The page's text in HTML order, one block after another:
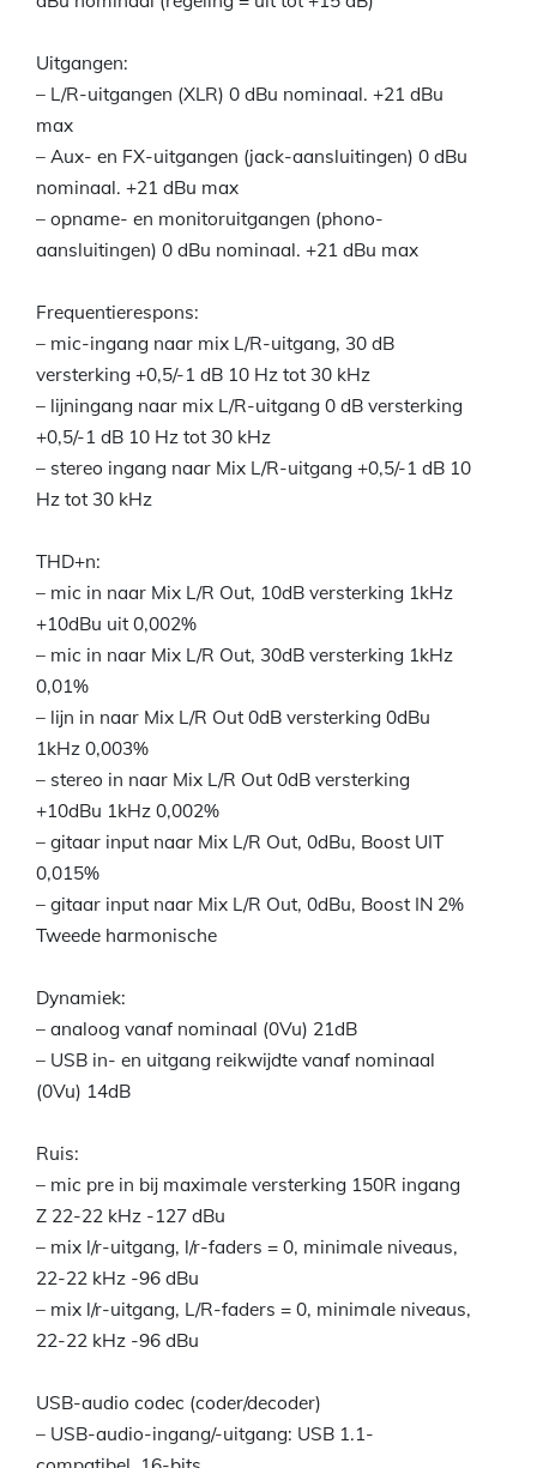
Uitgangen:
– L/R-uitgangen (XLR) 0 dBu nominaal. +21 dBu
max
– Aux- en FX-uitgangen (jack-aansluitingen) 0 dBu
nominaal. +21 dBu max
– opname- en monitoruitgangen (phono-
aansluitingen) 0 dBu nominaal. +21 dBu max
Frequentierespons:
– mic-ingang naar mix L/R-uitgang, 30 dB
versterking +0,5/-1 dB 10 Hz tot 30 kHz
– lijningang naar mix L/R-uitgang 0 dB versterking
+0,5/-1 dB 10 Hz tot 30 kHz
– stereo ingang naar Mix L/R-uitgang +0,5/-1 dB 10
Hz tot 30 kHz
THD+n:
– mic in naar Mix L/R Out, 10dB versterking 1kHz
+10dBu uit 0,002%
– mic in naar Mix L/R Out, 30dB versterking 1kHz
0,01%
– lijn in naar Mix L/R Out 0dB versterking 0dBu
1kHz 0,003%
– stereo in naar Mix L/R Out 0dB versterking
+10dBu 1kHz 0,002%
– gitaar input naar Mix L/R Out, 0dBu, Boost UIT
0,015%
– gitaar input naar Mix L/R Out, 0dBu, Boost IN 2%
Tweede harmonische
Dynamiek:
– analoog vanaf nominaal (0Vu) 21dB
– USB in- en uitgang reikwijdte vanaf nominaal
(0Vu) 14dB
Ruis:
– mic pre in bij maximale versterking 150R ingang
Z 22-22 kHz -127 dBu
– mix l/r-uitgang, l/r-faders = 0, minimale niveaus,
22-22 kHz -96 dBu
– mix l/r-uitgang, L/R-faders = 0, minimale niveaus,
22-22 kHz -96 dBu
USB-audio codec (coder/decoder)
– USB-audio-ingang/-uitgang: USB 1.1-